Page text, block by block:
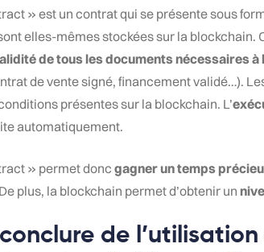
» est un contrat qui se présente sous
elles-mêmes stockées sur la blockchain.
de tous les documents nécessaires à
de vente signé, financement validé…).
présentes sur la blockchain. L’
automatiquement.
» permet doncgagner un temps
plus, la blockchain permet d’obtenir un
de